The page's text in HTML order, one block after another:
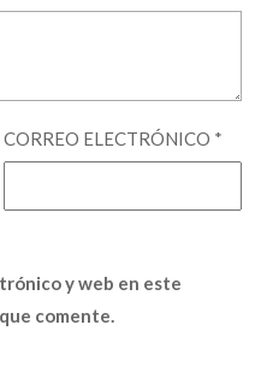
CORREO ELECTRÓNICO *
y web en este
comente.